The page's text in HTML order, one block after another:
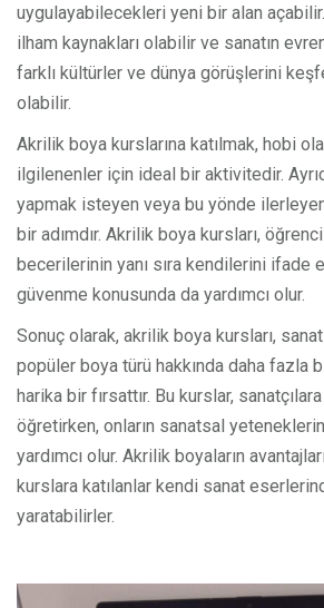
uygulayabilecekleri yeni bir alan
ilham kaynakları olabilir ve sanatın
farklı kültürler ve dünya görüşlerini
olabilir.
Akrilik boya kurslarına katılmak, hobi
ilgilenenler için ideal bir aktivitedir.
yapmak isteyen veya bu yönde
bir adımdır. Akrilik boya kursları,
becerilerinin yanı sıra kendilerini ifade
güvenme konusunda da yardımcı olur.
Sonuç olarak, akrilik boya kursları,
popüler boya türü hakkında daha fazla
harika bir fırsattır. Bu kurslar,
öğretirken, onların sanatsal
yardımcı olur. Akrilik boyaların
kurslara katılanlar kendi sanat
yaratabilirler.